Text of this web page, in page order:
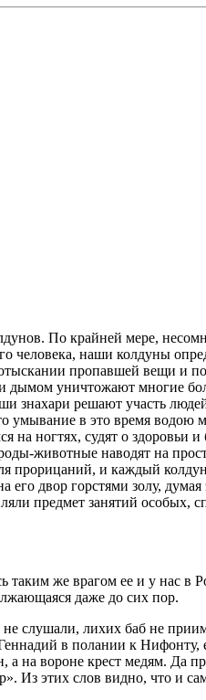
По крайней мере,
человека, наши колдуны
пропавшей вещи и
уничтожают многие
знахари решают участь
в это время водою
ногтях, судят о здоровьи
животные наводят на
прорицаний, и каждый
двор горстями золу,
предмет занятий
же врагом ее и у нас в
даже до сих пор.
слушали, лихих баб не
в полании к
на ворoне крест медям. Да
Из этих слов видно, что и